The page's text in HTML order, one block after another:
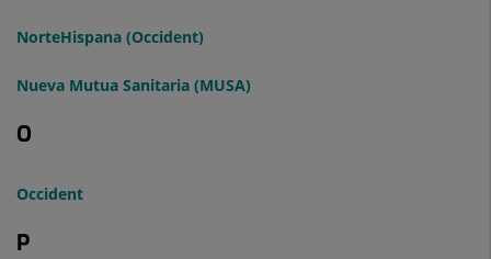
NorteHispana (Occident)
Nueva Mutua Sanitaria (MUSA)
O
Occident
P